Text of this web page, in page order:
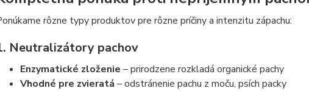
rôzne typy produktov pre rôzne príčiny a intenzitu zápachu:
Neutralizátory pachov
Enzymatické zloženie – prirodzene rozkladá organické pachy
Vhodné pre zvieratá – odstránenie pachu z moču, psích packy